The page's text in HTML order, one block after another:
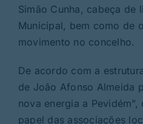
Simão Cunha, cabeça de
Municipal, bem como de
movimento no concelho.
De acordo com a
de João Afonso Almeida
nova energia a
papel das associações